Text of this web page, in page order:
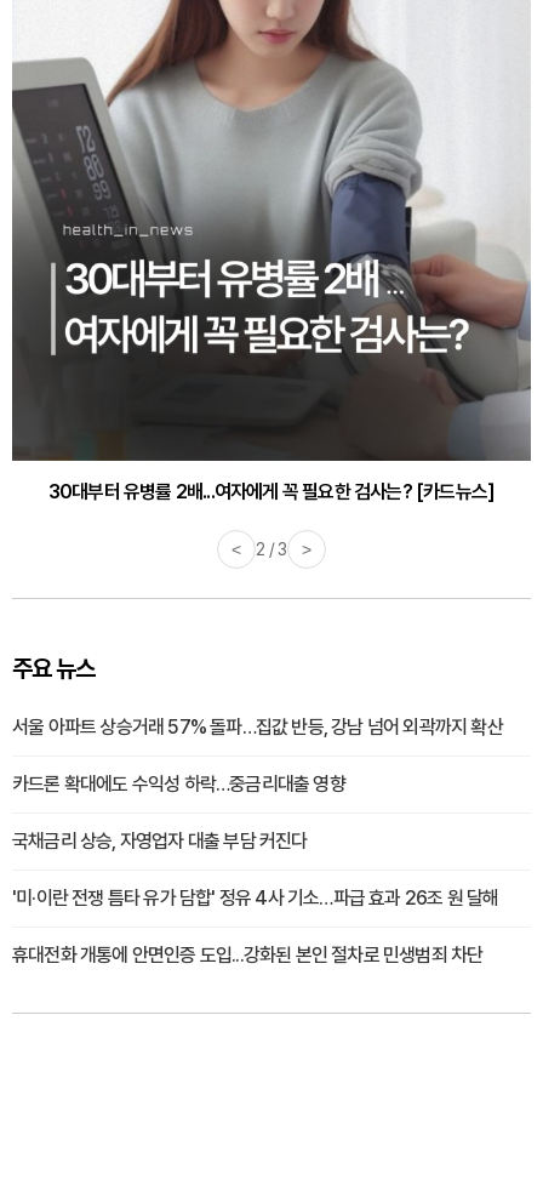
30대부터 유병률 2배...여자에게 꼭 필요한 검사는? [카드뉴스]
< 2 / 3 >
주요 뉴스
서울 아파트 상승거래 57% 돌파…집값 반등, 강남 넘어 외곽까지 확산
카드론 확대에도 수익성 하락…중금리대출 영향
국채금리 상승, 자영업자 대출 부담 커진다
'미·이란 전쟁 틈타 유가 담합' 정유 4사 기소…파급 효과 26조 원 달해
휴대전화 개통에 안면인증 도입...강화된 본인 절차로 민생범죄 차단